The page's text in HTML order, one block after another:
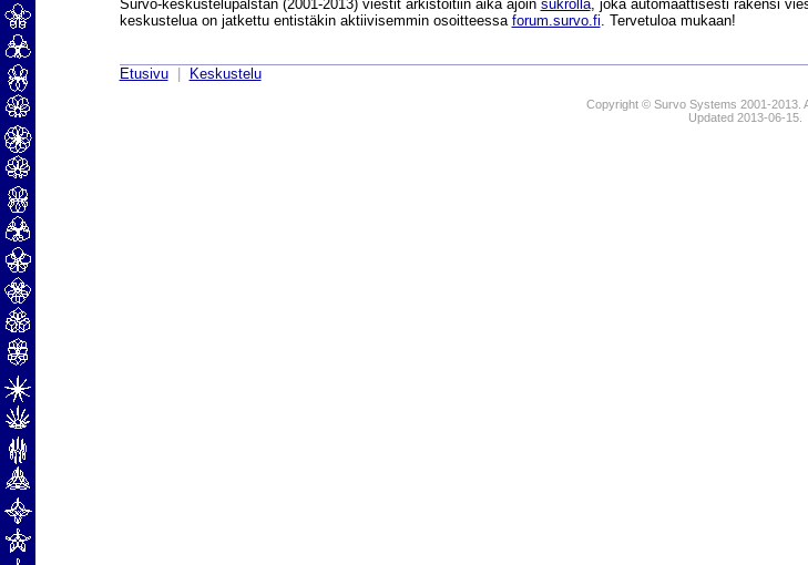
Survo-keskustelupalstan (2001-2013) viestit arkistoitiin aika ajoin sukrolla, joka automaattisesti rakensi
keskustelua on jatkettu entistäkin aktiivisemmin osoitteessa forum.survo.fi. Tervetuloa mukaan!
Etusivu| Keskustelu
Copyright © Survo Systems 2001-2013.
Updated 2013-06-15.